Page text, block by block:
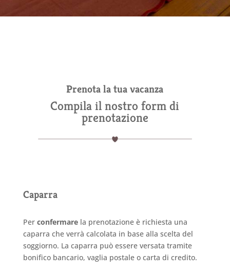
Prenota la tua vacanza
Compila il nostro form di
prenotazione
Caparra
Per confermarela prenotazione è richiesta una
caparra che verrà calcolata in base alla scelta del
soggiorno. La caparra può essere versata tramite
bonifico bancario, vaglia postale o carta di credito.